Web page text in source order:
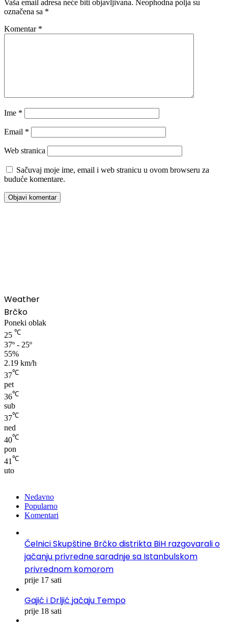
Vaša email adresa neće biti objavljivana. Neophodna polja su
označena sa *
Komentar *
Ime *
Email *
Web stranica
Sačuvaj moje ime, email i web stranicu u ovom browseru za
buduće komentare.
Weather
Brčko
Poneki oblak
25 ℃
37º - 25º
55%
2.19 km/h
37℃
pet
36℃
sub
37℃
ned
40℃
pon
41 ℃
uto
Nedavno
Popularno
Komentari
Čelnici Skupštine Brčko distrikta BiH razgovarali o
jačanju privredne saradnje sa Istanbulskom
privrednom komorom
prije 17 sati
Gajić i Drljić jačaju Tempo
prije 18 sati